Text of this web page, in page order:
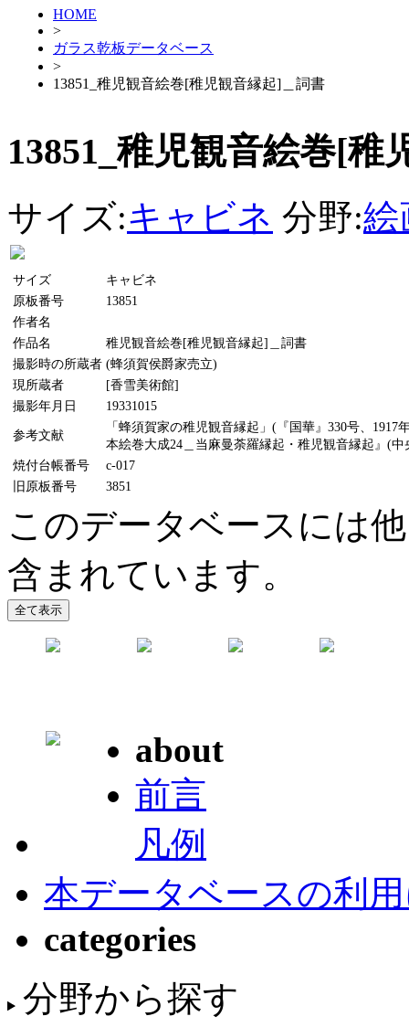
HOME
>
ガラス乾板データベース
>
13851_稚児観音絵巻[稚児観音縁起]＿詞書
13851_稚児観音絵巻[稚
サイズ:キャビネ 分野:絵
サイズ
キャビネ
原板番号
13851
作者名
作品名
稚児観音絵巻[稚児観音縁起]＿詞書
撮影時の所蔵者 (蜂須賀侯爵家売立)
現所蔵者
[香雪美術館]
撮影年月日
19331015
参考文献
「蜂須賀家の稚児観音縁起」(『国華』330号、
本絵巻大成24＿当麻曼荼羅縁起・稚児観音縁起』(中
焼付台帳番号
c-017
旧原板番号
3851
このデータベースには
含まれています。
about
前言
凡例
本データベースの利
categories
分野から探す